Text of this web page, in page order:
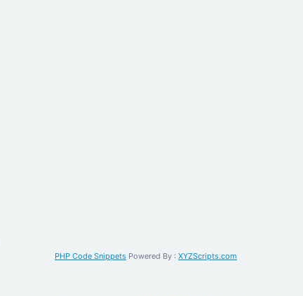
PHP Code Snippets Powered By : XYZScripts.com